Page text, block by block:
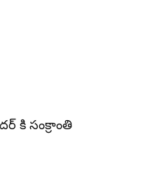
కి సంక్రాంతి